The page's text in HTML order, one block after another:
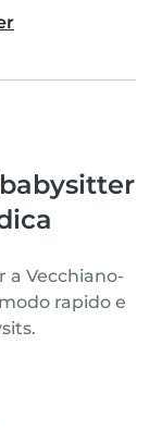
a Vecchiano-
rapido e